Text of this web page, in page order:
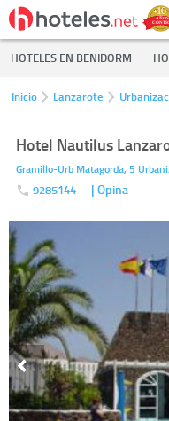
HOTELES EN BENIDORM
Inicio Lanzarote
Hotel Nautilus
Gramillo-Urb Matagorda, 5
9285144 | Opina